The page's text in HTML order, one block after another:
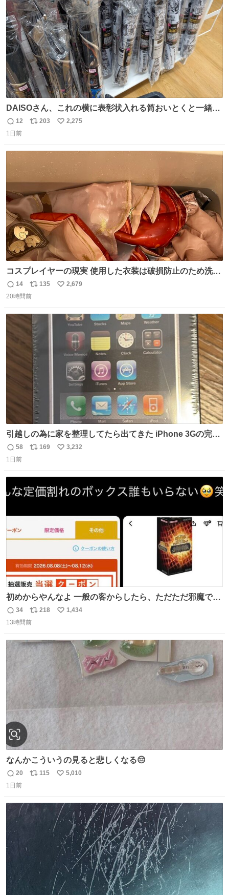
数
DAISOさん、これの横に表彰状入れる筒おいとくと一緒に
売れますのでご検討下さい
返
信
12
リ
203
い
2,275
1日前
コスプレイヤーの現実 使用した衣装は破損防止のため洗濯
機に入れられないので、大体こんな感じで浸け置きした後
に手洗い…
返
信
14
リ
ポ
ト
数
135
い
2,679
20時間前
引越しの為に家を整理してたら出てきた iPhone 3Gの完全
未開封品 かなり前に楽天だかで買った多分未使用のデモ機
で-が出るのだと思うんだよね ヤフオクで売れてない190万
返
信
58
リ
ト
数
169
い
数
3,232
1日前
初めからやんなよ 一般の客からしたら、ただただ邪魔でし
かないのよ
返
信
34
リ
ポ
ト
数
218
い
数
1,434
13時間前
なんかこういうの見ると悲しくなる😔
返
信
20
リ
ト
数
115
い
数
5,010
1日前